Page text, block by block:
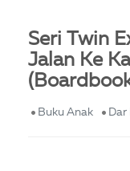
Seri Twin
Jalan Ke
Buku Anak Dar